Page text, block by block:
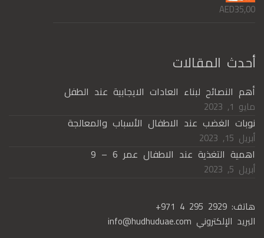
AED35,00
أحدث المقالات
أهم النصائح لبناء العادات الايجابية عند الطفل
مايو 1, 2023
نوبات الغضب عند الاطفال الأسباب والمعالجة
أبريل 15, 2023
اهمية التغذية عند الاطفال عمر 6 – 9
أبريل 5, 2023
هاتف: +971 4 295 2929
البريد الإلكتروني info@hudhuduae.com